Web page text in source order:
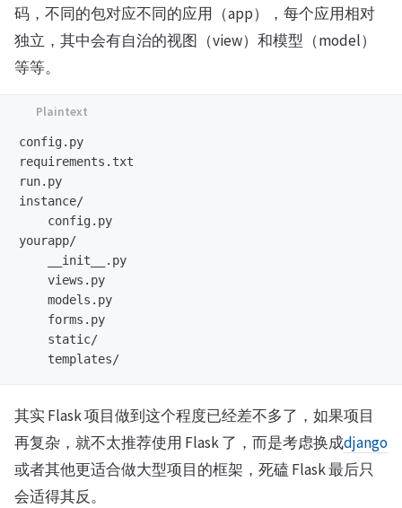
码，不同的包对应不同的应用（app），每个应用相对
独立，其中会有自治的视图（view）和模型（model）
等等。
config.py
requirements.txt
run.py
instance/
    config.py
yourapp/
    __init__.py
    views.py
    models.py
    forms.py
    static/
其实 Flask 项目做到这个程度已经差不多了，如果项目
再复杂，就不太推荐使用 Flask 了，而是考虑换成django
或者其他更适合做大型项目的框架，死磕 Flask 最后只
会适得其反。